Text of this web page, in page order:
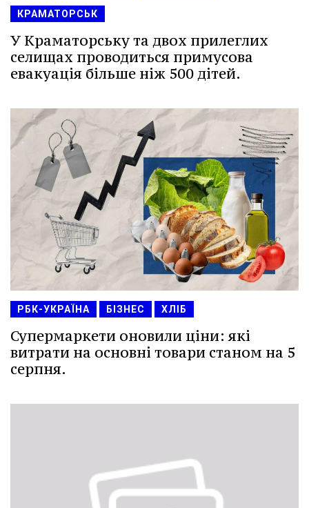
КРАМАТОРСЬК
У Краматорську та двох прилеглих
селищах проводиться примусова
евакуація більше ніж 500 дітей.
РБК-УКРАЇНА БІЗНЕС ХЛІБ
Супермаркети оновили ціни: які
витрати на основні товари станом на 5
серпня.